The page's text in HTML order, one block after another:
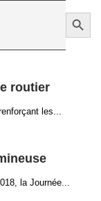
Search Button
routier
les...
la Journée...